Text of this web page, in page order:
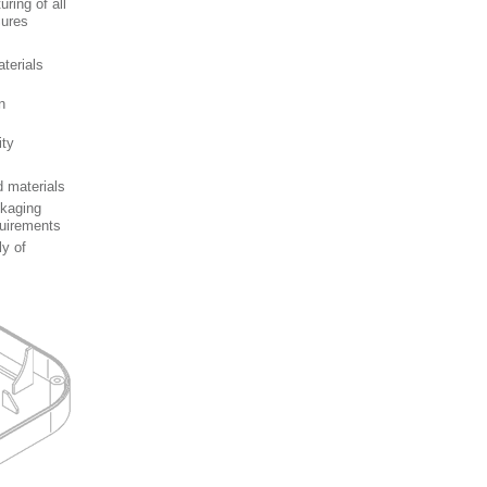
of all
materials
of